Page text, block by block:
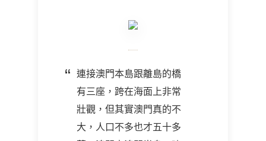
連接澳門本島跟離島的橋
有三座，跨在海面上非常
壯觀，但其實澳門真的不
大，人口不多也才五十多